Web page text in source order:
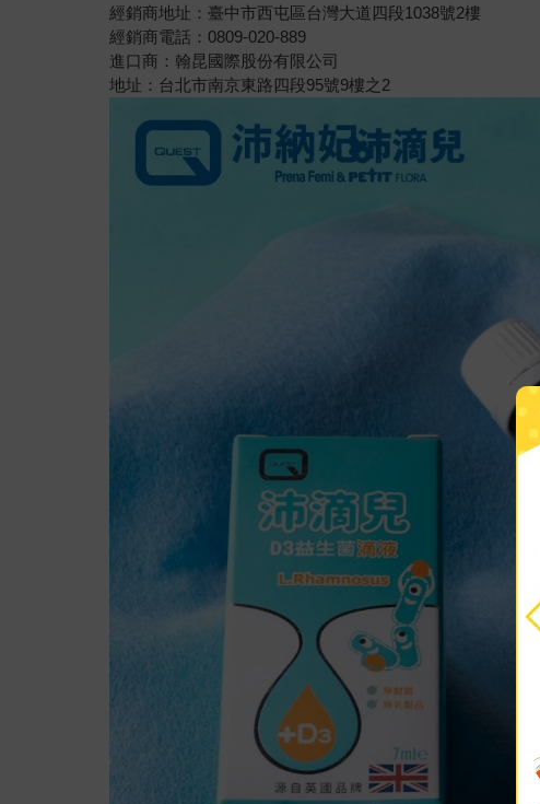
經銷商地址：臺中市西屯區台灣大道四段1038號2樓
經銷商電話：0809-020-889
進口商：翰昆國際股份有限公司
地址：台北市南京東路四段95號9樓之2